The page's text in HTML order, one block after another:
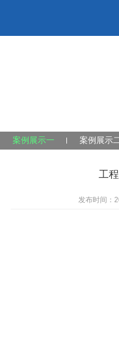
案例展示一 案例展示
工
发布时间：